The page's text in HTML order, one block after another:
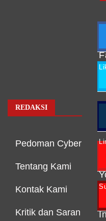
REDAKSI
Pedoman Cyber
Tentang Kami
Kontak Kami
Kritik dan Saran